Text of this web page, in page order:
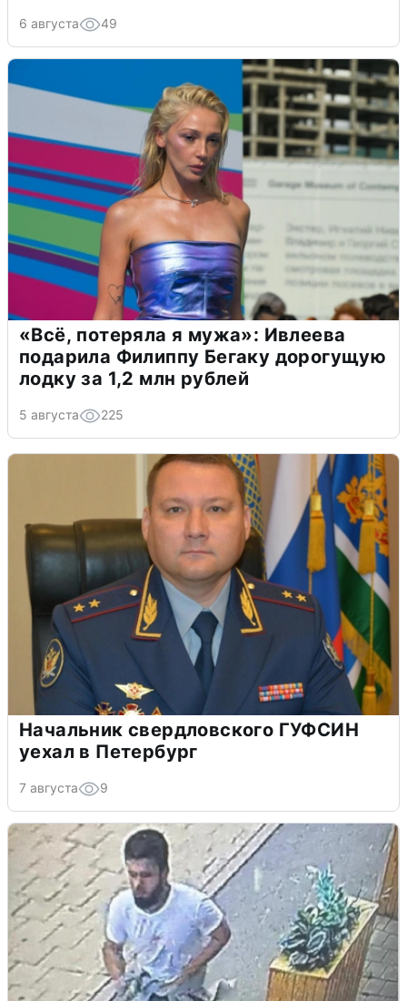
6 августа 49
«Всё, потеряла я мужа»: Ивлеева
подарила Филиппу Бегаку дорогущую
лодку за 1,2 млн рублей
5 августа 225
Начальник свердловского ГУФСИН
уехал в Петербург
7 августа 9